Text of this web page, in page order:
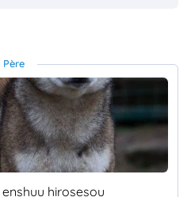
Père
hirosesou